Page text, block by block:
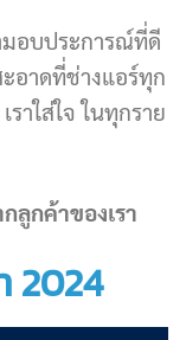
มอบประการณ์ที่ดี
อาดที่ช่างแอร์ทุก
าใส่ใจ ในทุกราย
ลูกค้าของเรา
2024